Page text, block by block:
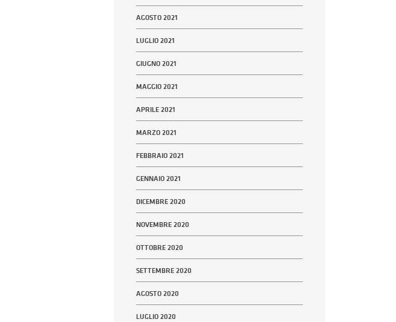
AGOSTO 2021
LUGLIO 2021
GIUGNO 2021
MAGGIO 2021
APRILE 2021
MARZO 2021
FEBBRAIO 2021
GENNAIO 2021
DICEMBRE 2020
NOVEMBRE 2020
OTTOBRE 2020
SETTEMBRE 2020
AGOSTO 2020
LUGLIO 2020